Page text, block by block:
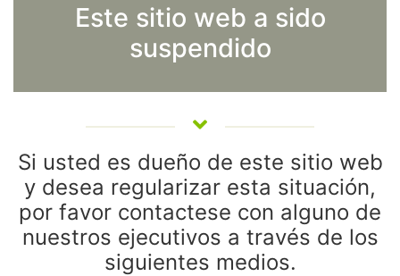
Este sitio web a sido
suspendido
Si usted es dueño de este sitio web
y desea regularizar esta situación,
por favor contactese con alguno de
nuestros ejecutivos a través de los
siguientes medios.